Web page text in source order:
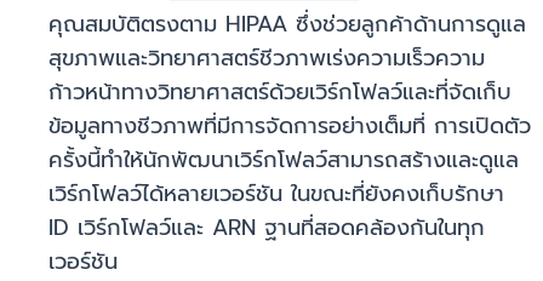
คุณสมบัติตรงตาม HIPAA ซึ่งช่วยลูกค้าด้านการดูแล
สุขภาพและวิทยาศาสตร์ชีวภาพเร่งความเร็วความ
ก้าวหน้าทางวิทยาศาสตร์ด้วยเวิร์กโฟลว์และที่จัดเก็บ
ข้อมูลทางชีวภาพที่มีการจัดการอย่างเต็มที่ การเปิดตัว
ครั้งนี้ทำให้นักพัฒนาเวิร์กโฟลว์สามารถสร้างและดูแล
เวิร์กโฟลว์ได้หลายเวอร์ชัน ในขณะที่ยังคงเก็บรักษา
ID เวิร์กโฟลว์และ ARN ฐานที่สอดคล้องกันในทุก
เวอร์ชัน